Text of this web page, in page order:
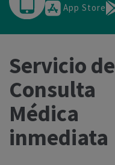
App Store
Servicio de
Consulta
Médica
inmediata